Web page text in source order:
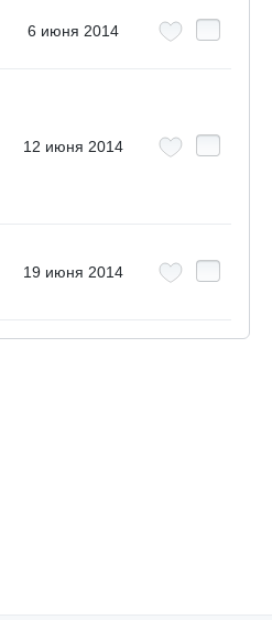
6 июня 2014
12 июня 2014
19 июня 2014